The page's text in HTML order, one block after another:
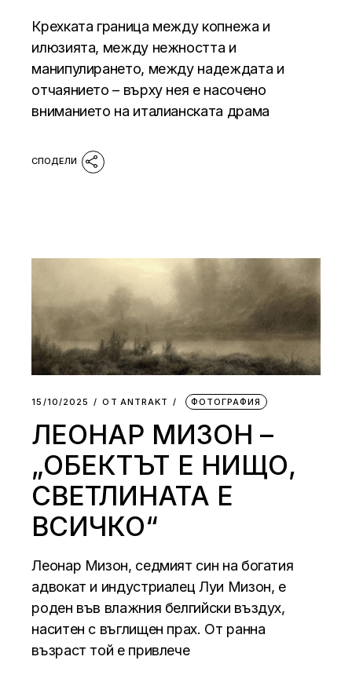
Крехката граница между копнежа и
илюзията, между нежността и
манипулирането, между надеждата и
отчаянието – върху нея е насочено
вниманието на италианската драма
15/10/2025 ОТ АNTRAKT ФОТОГРАФИЯ
ЛЕОНАР МИЗОН –
„ОБЕКТЪТ Е НИЩО,
СВЕТЛИНАТА Е
ВСИЧКО“
Леонар Мизон, седмият син на богатия
адвокат и индустриалец Луи Мизон, е
роден във влажния белгийски въздух,
наситен с въглищен прах. От ранна
възраст той е привлече